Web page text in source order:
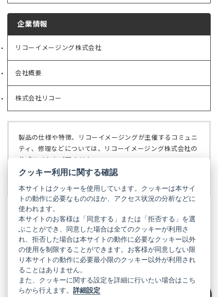
企業情報
リコーイメージング株式会社
（新
タ
ブ
で
開
く）
会社概要
（新
タ
ブ
で
く）
株式会社リコー
（新
ブ
で
開
製品の仕様や特徴、リコーイメージングが主催するコミュニ
ティ、修理などについては、リコーイメージング株式会社の
公式サイトをご覧ください。
リコーイメージング株式会社の公式サイト
（新
し
い
タ
ブ
で
開
く）
PENTAX
PENTAX
の
公
式
LINE（新
し
い
PENTAX
の
公
し
い
PENTAX
の
公
し
PENTAX
の
公
し
PENTAX
の
公
し
GR
GR
クッキー利用に関する確認
本サイトはクッキーを使用しています。クッキーは本サイ
トの動作に必要なもののほか、アクセス状況の分析などに
使われます。
本サイトのお客様は「同意する」または「拒否する」を選
ぶことができ、同意した場合は全てのクッキーが利用さ
れ、拒否した場合は本サイトの動作に必要なクッキー以外
の使用を制限することができます。お客様が同意しない限
り本サイトの動作に必要最小限のクッキー以外が利用され
ることはありません。
また、クッキーに関する設定を詳細に行いたい場合はこち
らから行えます。詳細設定